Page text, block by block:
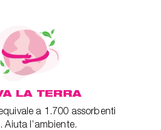
LA TERRA
a 1.700 assorbenti
Aiuta l’ambiente.